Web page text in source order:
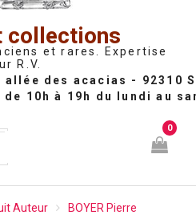
collections
et rares. Expertise
R.V.
0
Auteur BOYER Pierre